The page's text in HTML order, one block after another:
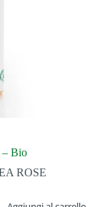
– Bio
ROSE